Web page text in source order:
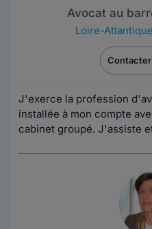
Avocat au
Loire-Atlantique
J'exerce la profession
installée à mon compte
cabinet groupé. J'assiste